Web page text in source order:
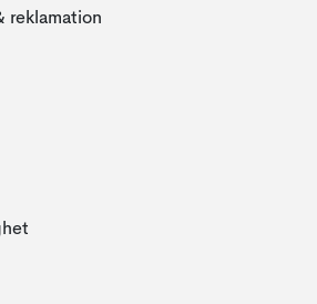
reklamation